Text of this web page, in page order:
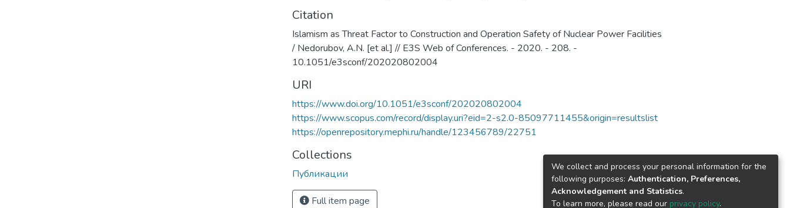
ВИТИ НИЯУ МИФИ входит в пятерку лучших вузов
Ростовской области, занимая по результатам мониторинга 2
место среди 37 образовательных организаций высшего
В структуре ВИТИ НИЯУ МИФИ 3 факультета, 11 кафедр (в
том числе 2 базовых), техникум, НИИ атомного
энергетического машиностроения. Институт ведет обучение
направлений подготовки высшего и среднего
Citation
Islamism as Threat Factor to Construction and Operation Safety of Nuclear Power Facilities
/ Nedorubov, A.N. [et al.] // E3S Web of Conferences. - 2020. - 208. -
10.1051/e3sconf/202020802004
URI
https://www.doi.org/10.1051/e3sconf/202020802004
https://www.scopus.com/record/display.uri?eid=2-s2.0-85097711455&origin=resultslist
https://openrepository.mephi.ru/handle/123456789/22751
Collections
Публикации
Full item page
We collect and process your personal information for the
following purposes: Authentication, Preferences,
Acknowledgement and Statistics.
To learn more, please read our privacy policy.